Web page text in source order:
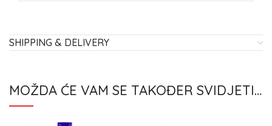
SHIPPING & DELIVERY
MOŽDA ĆE VAM SE TAKOĐER SVIDJETI…